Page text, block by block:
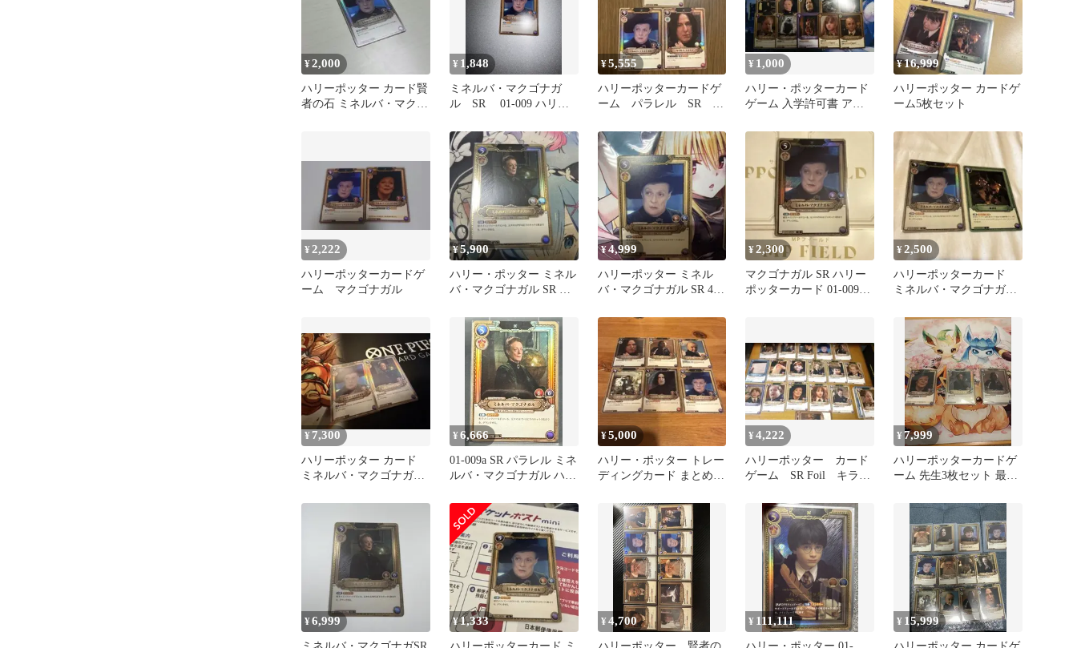
¥2,000
ハリーポッター カード賢
者の石 ミネルバ・マクゴ
¥ 1,848
ミネルバ・マクゴナガ
ル SR 01-009 ハリ
ム
¥5,555
ハリーポッターカードゲ
ーム パラレル SR セ
ナガル
¥ 1,000
ハリー・ポッターカード
ゲーム 入学許可書 アロ
¥16,999
ハリーポッター カードゲ
ーム5枚セット
¥ 2,222
ハリーポッターカードゲ
ーム マクゴナガル
¥5,900
ハリー・ポッター ミネル
バ・マクゴナガル SR パ
¥4,999
ハリーポッター ミネル
バ・マクゴナガル SR 4枚
¥2,300
マクゴナガル SR ハリー
ポッターカード 01-009
¥2,500
ハリーポッターカード
ミネルバ・マクゴナガル
¥ 7,300
ハリーポッター カード
ミネルバ・マクゴナガル
¥6,666
01-009a SR パラレル ミネ
ルバ・マクゴナガル ハリ
¥5,000
ハリー・ポッター トレー
ディングカード まとめ売
¥4,222
ハリーポッター カード
ゲーム SR Foil キラ
¥ 7,999
ハリーポッターカードゲ
ーム 先生3枚セット 最終
¥6,999 ¥1,333 ¥4,700 ¥ 111,111 ¥ 15,999